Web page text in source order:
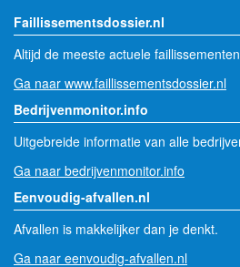
Faillissementsdossier.nl
Altijd de meeste actuele
Ga naar www.faillissementsdossier.nl
Bedrijvenmonitor.info
Uitgebreide informatie van alle
Ga naar bedrijvenmonitor.info
Eenvoudig-afvallen.nl
Afvallen is makkelijker dan je denkt.
Ga naar eenvoudig-afvallen.nl